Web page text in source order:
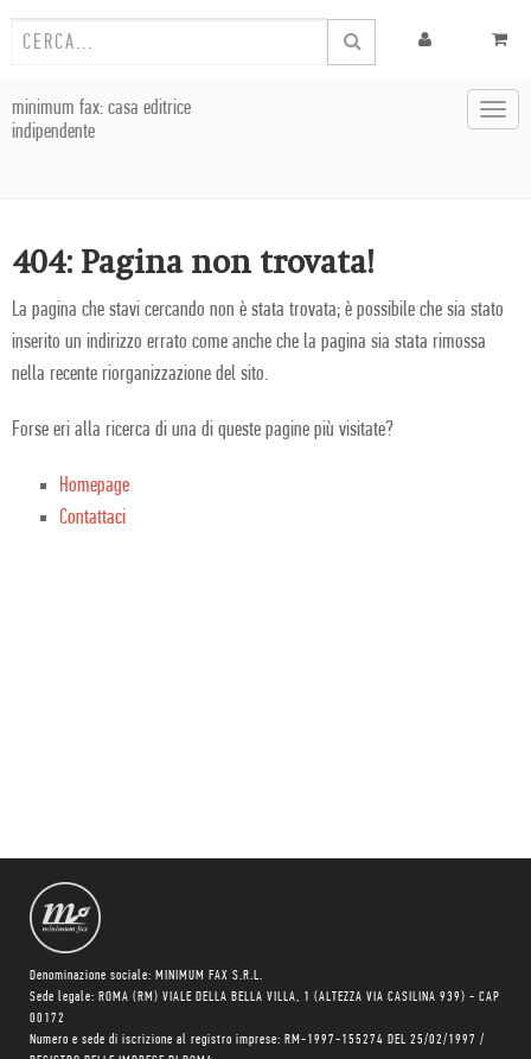
minimum fax: casa editrice
indipendente
404: Pagina non trovata!
La pagina che stavi cercando non è stata trovata; è possibile che sia stato
inserito un indirizzo errato come anche che la pagina sia stata rimossa
nella recente riorganizzazione del sito.
Forse eri alla ricerca di una di queste pagine più visitate?
Homepage
Contattaci
Denominazione sociale: MINIMUM FAX S.R.L.
Sede legale: ROMA (RM) VIALE DELLA BELLA VILLA, 1 (ALTEZZA VIA CASILINA 939) - CAP
00172
Numero e sede di iscrizione al registro imprese: RM-1997-155274 DEL 25/02/1997 /